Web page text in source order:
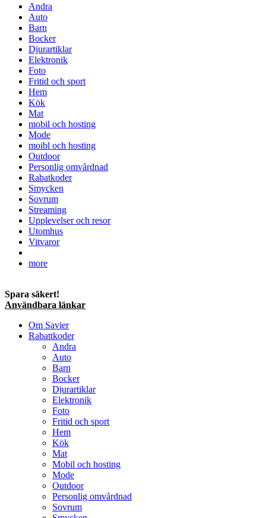
Andra
Auto
Barn
Bocker
Djurartiklar
Elektronik
Foto
Fritid och sport
Hem
Kök
Mat
mobil och hosting
Mode
moibl och hosting
Outdoor
Personlig omvårdnad
Rabatkoder
Smycken
Sovrum
Streaming
Upplevelser och resor
Utomhus
Vitvaror
more
Spara säkert!
Användbara länkar
Om Savier
Rabattkoder
Andra
Auto
Barn
Bocker
Djurartiklar
Elektronik
Foto
Fritid och sport
Hem
Kök
Mat
Mobil och hosting
Mode
Outdoor
Personlig omvårdnad
Sovrum